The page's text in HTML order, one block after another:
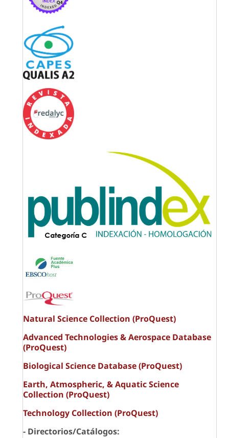
Natural Science Collection (ProQuest)
Advanced Technologies & Aerospace Database
(ProQuest)
Biological Science Database (ProQuest)
Earth, Atmospheric, & Aquatic Science
Collection (ProQuest)
Technology Collection (ProQuest)
- Directorios/Catálogos: